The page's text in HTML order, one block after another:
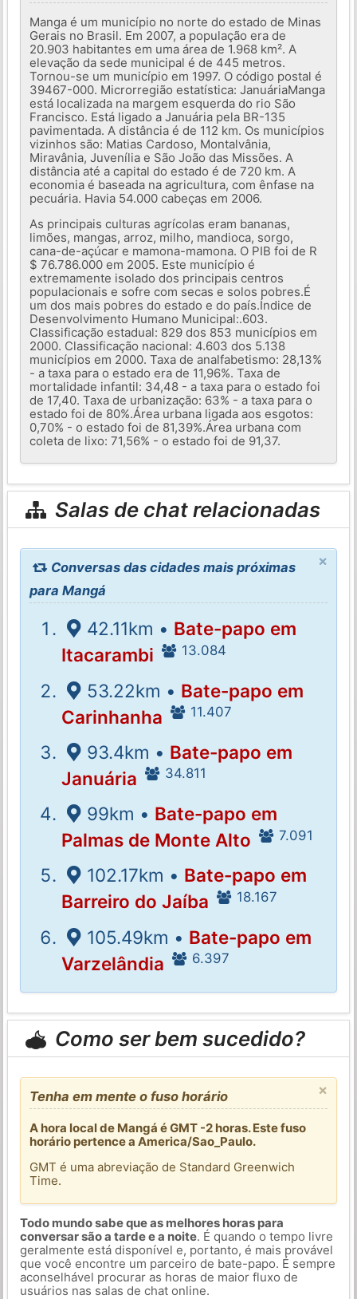
Manga é um município no norte do estado de Minas
Gerais no Brasil. Em 2007, a população era de
20.903 habitantes em uma área de 1.968 km². A
elevação da sede municipal é de 445 metros.
Tornou-se um município em 1997. O código postal é
39467-000. Microrregião estatística: JanuáriaManga
está localizada na margem esquerda do rio São
Francisco. Está ligado a Januária pela BR-135
pavimentada. A distância é de 112 km. Os municípios
vizinhos são: Matias Cardoso, Montalvânia,
Miravânia, Juvenília e São João das Missões. A
distância até a capital do estado é de 720 km. A
economia é baseada na agricultura, com ênfase na
pecuária. Havia 54.000 cabeças em 2006.
As principais culturas agrícolas eram bananas,
limões, mangas, arroz, milho, mandioca, sorgo,
cana-de-açúcar e mamona-mamona. O PIB foi de R
$ 76.786.000 em 2005. Este município é
extremamente isolado dos principais centros
populacionais e sofre com secas e solos pobres.É
um dos mais pobres do estado e do país.Índice de
Desenvolvimento Humano Municipal:.603.
Classificação estadual: 829 dos 853 municípios em
2000. Classificação nacional: 4.603 dos 5.138
municípios em 2000. Taxa de analfabetismo: 28,13%
- a taxa para o estado era de 11,96%. Taxa de
mortalidade infantil: 34,48 - a taxa para o estado foi
de 17,40. Taxa de urbanização: 63% - a taxa para o
estado foi de 80%.Área urbana ligada aos esgotos:
0,70% - o estado foi de 81,39%.Área urbana com
coleta de lixo: 71,56% - o estado foi de 91,37.
Salas de chat relacionadas
×
Conversas das cidades mais próximas
para Mangá
42.11km • Bate-papo em
Itacarambi
13.084
53.22km • Bate-papo em
Carinhanha
11.407
93.4km • Bate-papo em
Januária
34.811
99km • Bate-papo em
Palmas de Monte Alto
7.091
102.17km • Bate-papo em
Barreiro do Jaíba
18.167
105.49km • Bate-papo em
Varzelândia
6.397
Como ser bem sucedido?
×
Tenha em mente o fuso horário
A hora local de Mangá é GMT -2 horas. Este fuso
horário pertence a America/Sao_Paulo.
GMT é uma abreviação de Standard Greenwich
Time.
Todo mundo sabe que as melhores horas para
conversar são a tarde e a noite. É quando o tempo livre
geralmente está disponível e, portanto, é mais provável
que você encontre um parceiro de bate-papo. É sempre
aconselhável procurar as horas de maior fluxo de
usuários nas salas de chat online.